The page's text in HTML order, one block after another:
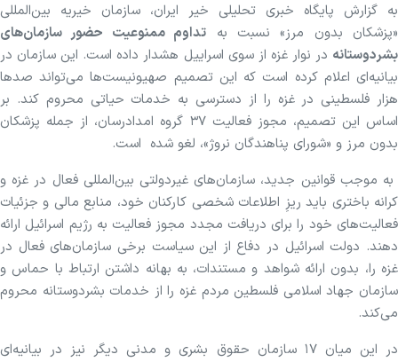
به گزارش پایگاه خبری تحلیلی خیر ایران، سازمان خیریه بین‌المللی
«پزشکان بدون مرز» نسبت به تداوم ممنوعیت حضور سازمان‌های
بشردوستانه در نوار غزه از سوی اسراییل هشدار داده است. این سازمان در
بیانیه‌ای اعلام کرده است که این تصمیم صهیونیست‌ها می‌تواند صد‌ها
هزار فلسطینی در غزه را از دسترسی به خدمات حیاتی محروم کند. بر
اساس این تصمیم، مجوز فعالیت ۳۷ گروه امدادرسان، از جمله پزشکان
بدون مرز و «شورای پناهندگان نروژ»، لغو شده است.
به موجب قوانین جدید، سازمان‌های غیردولتی بین‌المللی فعال در غزه و
کرانه باختری باید ریزِ اطلاعات شخصی کارکنان خود، منابع مالی و جزئیات
فعالیت‌های خود را برای دریافت مجدد مجوز فعالیت به رژیم اسرائیل ارائه
دهند. دولت اسرائیل در دفاع از این سیاست برخی سازمان‌های فعال در
غزه را، بدون ارائه شواهد و مستندات، به بهانه داشتن ارتباط با حماس و
سازمان جهاد اسلامی فلسطین مردم غزه را از خدمات بشردوستانه محروم
می‌کند.
در این میان ۱۷ سازمان حقوق بشری و مدنی دیگر نیز در بیانیه‌ای